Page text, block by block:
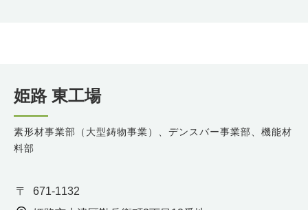
姫路 東工場
素形材事業部（大型鋳物事業）、デンスバー事業部、機能材
料部
671-1132